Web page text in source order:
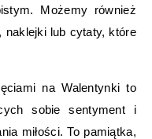
Możemy również
naklejki lub cytaty, które
na Walentynki to
sobie sentyment i
miłości. To pamiątka,